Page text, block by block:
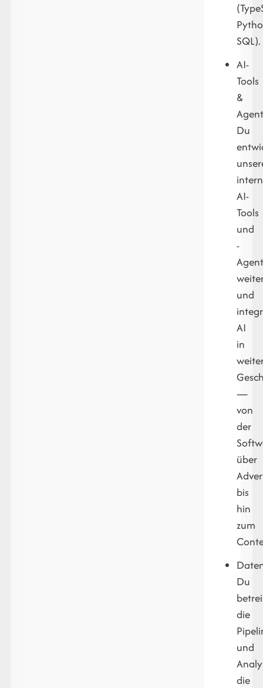
SQL).
AI-
Tools
&
Du
AI-
Tools
und
-
und
AI
in
—
von
der
über
bis
hin
zum
Du
die
und
die